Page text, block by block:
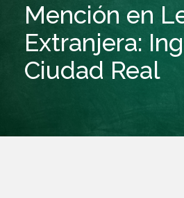
Mención en
Extranjera:
Ciudad Real